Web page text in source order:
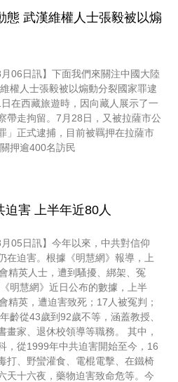
態 武漢維權人士張毅被以煽
06日訊】下面我們來關注中國大陸
權人士張毅被以煽動分裂國家罪逮
在西藏旅遊時，因向藏人展示了一
帶走拘留。7月28日，又被拉薩市公
」正式逮捕，目前被羈押在拉薩市
押逾400名訪民
害 上半年近80人
05日訊】今年以來，中共對信仰
在迫害。根據《明慧網》報導，上
精英人士，遭到騷擾、綁架、冤
明慧網》近日公布的數據，上半
精英，遭迫害致死；17人被冤判；
齡從43歲到92歲不等，涵蓋教授、
畫家、退休校領導等職務。 其中，
，從1999年中共迫害開始至今，16
打、野蠻灌食、電棍電擊、在鐵椅
天十六夜，藥物迫害致命危等。今